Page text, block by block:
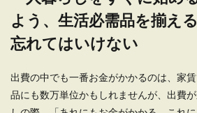
貯金をしてお金を貯め
お金を貯めることがで
のではないで...
一人暮らしの外
よう、生活必需品を揃え
忘れてはいけない
出費の中でも一番お金がかかるのは、家
品にも数万単位かもしれませんが、出費